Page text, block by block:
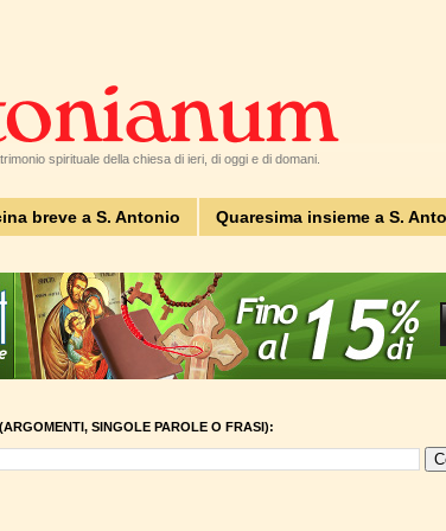
spirituale della chiesa di ieri, di oggi e di domani.
breve a S. Antonio Quaresima insieme a S.
SINGOLE PAROLE O FRASI):